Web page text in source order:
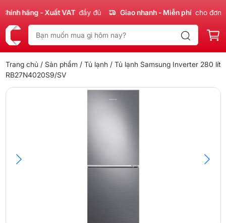
hãng - Xuất VAT đầy đủ Giao nhanh - Miễn phí cho đơn
Trang chủ / Sản phẩm / Tủ lạnh / Tủ lạnh Samsung Inverter 280 lít
RB27N4020S9/SV